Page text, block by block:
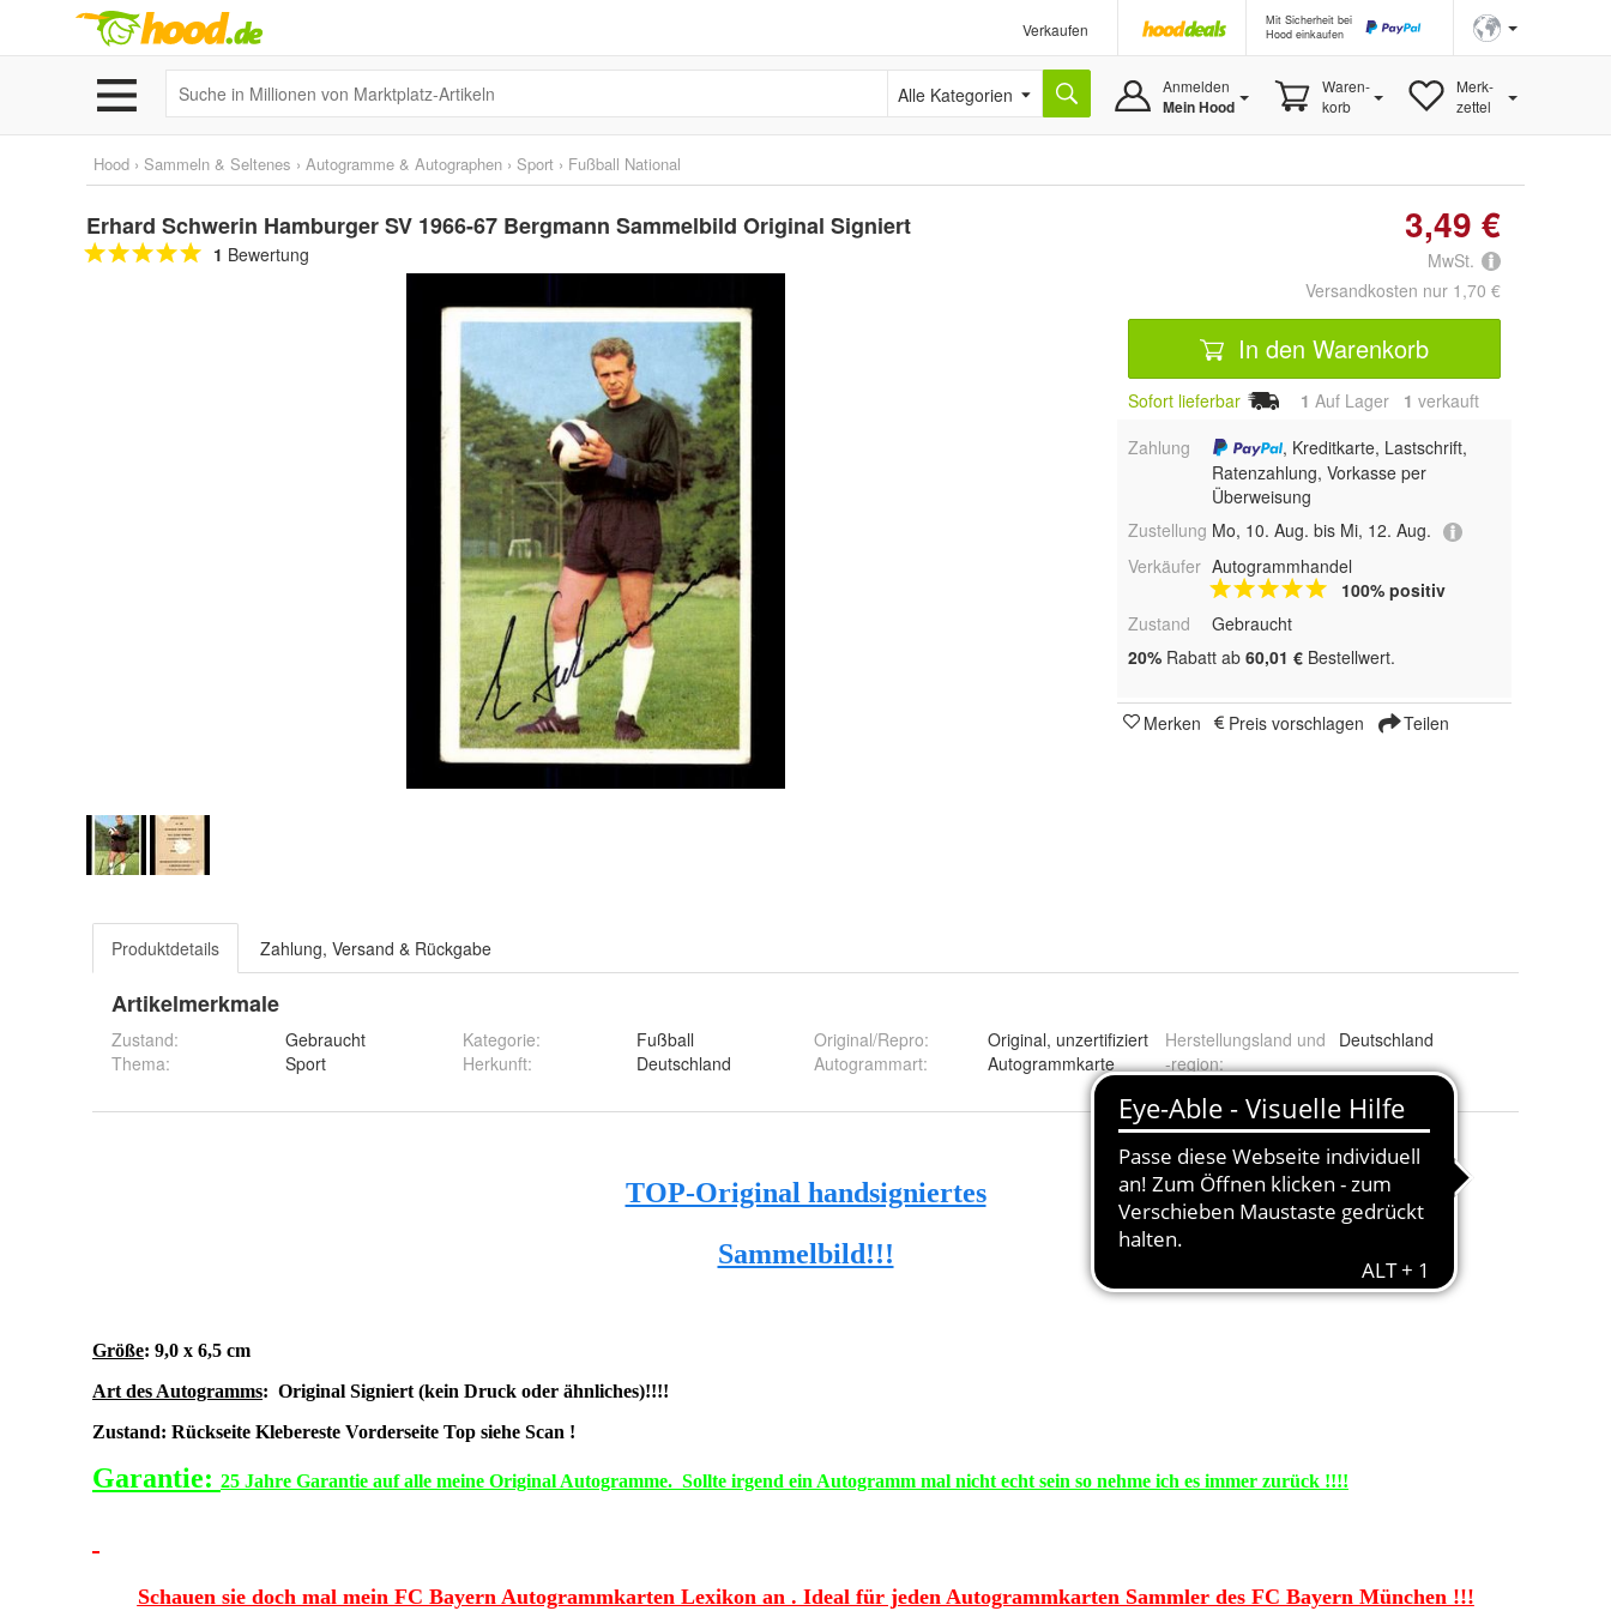
Verkaufen
Mit Sicherheit bei
Hood einkaufen
Alle Kategorien Anmelden
Mein Hood
Waren-
korb
Merk-
zettel
Hood › Sammeln & Seltenes › Autogramme & Autographen › Sport › Fußball National
Erhard Schwerin Hamburger SV 1966-67 Bergmann Sammelbild Original Signiert
1 Bewertung
3,49 €
MwSt.
Versandkosten nur 1,70 €
In den Warenkorb
Sofort lieferbar 1 Auf Lager 1 verkauft
Zahlung
, Kreditkarte, Lastschrift,
Ratenzahlung, Vorkasse per
Überweisung
Zustellung Mo, 10. Aug. bis Mi, 12. Aug.
Verkäufer Autogrammhandel
100% positiv
Zustand
Gebraucht
20% Rabatt ab 60,01 € Bestellwert.
Merken Preis vorschlagen Teilen
Produktdetails Zahlung, Versand & Rückgabe
Artikelmerkmale
Zustand:
Gebraucht
Thema: Sport
Kategorie:
Fußball
Herkunft: Deutschland
Original/Repro:
Original, unzertifiziert
Autogrammart: Autogrammkarte
Herstellungsland und
-region:
Deutschland